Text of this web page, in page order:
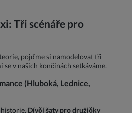
Tři scénáře pro
pojďme si namodelovat tři
se v našich končinách setkáváme.
(Hluboká, Lednice,
historie. Dívčí šaty pro družičky